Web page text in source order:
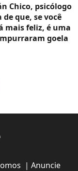
Chico, psicólogo
que, se você
mais feliz, é uma
goela
| Anuncie